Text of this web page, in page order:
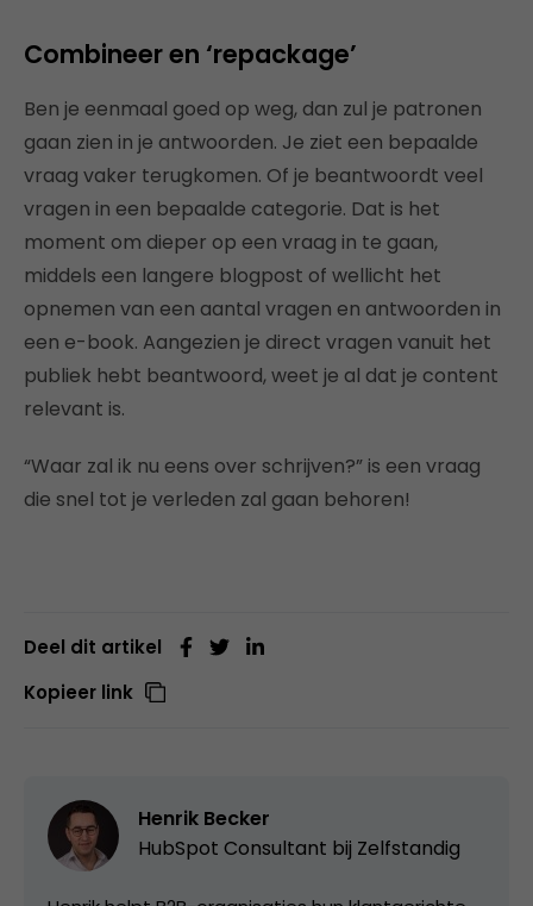
Combineer en ‘repackage’
Ben je eenmaal goed op weg, dan zul je patronen
gaan zien in je antwoorden. Je ziet een bepaalde
vraag vaker terugkomen. Of je beantwoordt veel
vragen in een bepaalde categorie. Dat is het
moment om dieper op een vraag in te gaan,
middels een langere blogpost of wellicht het
opnemen van een aantal vragen en antwoorden in
een e-book. Aangezien je direct vragen vanuit het
publiek hebt beantwoord, weet je al dat je content
relevant is.
“Waar zal ik nu eens over schrijven?” is een vraag
die snel tot je verleden zal gaan behoren!
Deel dit artikel
Kopieer link
Henrik Becker
HubSpot Consultant bij Zelfstandig